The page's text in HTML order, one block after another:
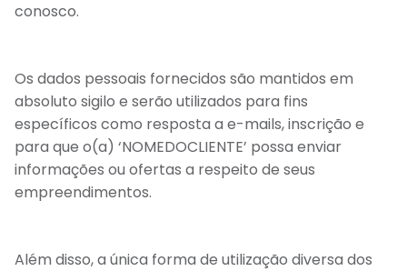
conosco.
Os dados pessoais fornecidos são mantidos em
absoluto sigilo e serão utilizados para fins
específicos como resposta a e-mails, inscrição e
para que o(a) ‘NOMEDOCLIENTE’ possa enviar
informações ou ofertas a respeito de seus
empreendimentos.
Além disso, a única forma de utilização diversa dos